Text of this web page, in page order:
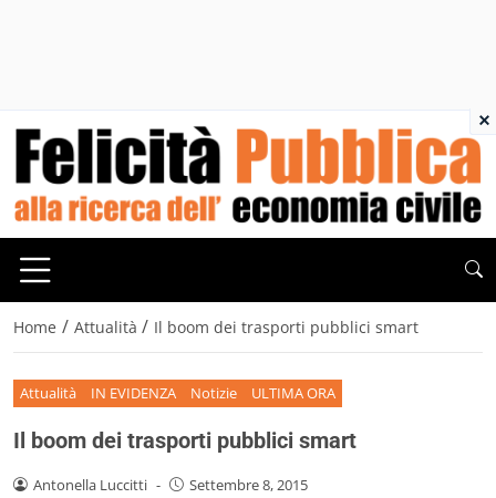
Home / Attualità / Il boom dei trasporti pubblici smart
Attualità IN EVIDENZA Notizie ULTIMA ORA
Il boom dei trasporti pubblici smart
Antonella Luccitti - Settembre 8, 2015
×